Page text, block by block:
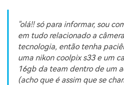
"olá!! só para informar, sou
em tudo relacionado a
tecnologia, então tenha
uma nikon coolpix s33 e um
16gb da team dentro de um
(acho que é assim que se